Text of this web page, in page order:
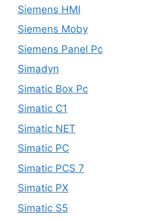
Siemens HMI
Siemens Moby
Siemens Panel Pc
Simadyn
Simatic Box Pc
Simatic C1
Simatic NET
Simatic PC
Simatic PCS 7
Simatic PX
Simatic S5